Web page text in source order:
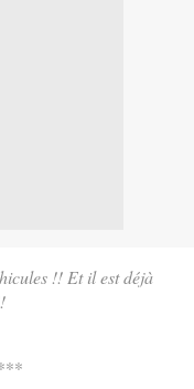
!! Et il est déjà